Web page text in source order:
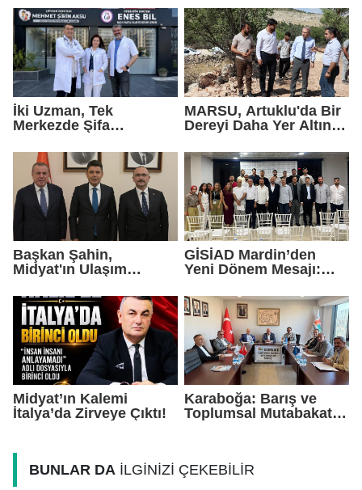
Turizmi İçin Yeni Bir
Dönemin Başlangıcıdır"
İki Uzman, Tek
Merkezde Şifa
MARSU, Artuklu'da Bir
Dereyi Daha Yer Altına
Başkan Şahin,
Midyat'ın Ulaşım
Taşıdı
GİSİAD Mardin’den
Yeni Dönem Mesajı:
Daha Çok Üretim
Midyat’ın Kalemi
İtalya’da Zirveye Çıktı!
Karaboğa: Barış ve
Toplumsal Mutabakat
BUNLAR DA İLGİNİZİ ÇEKEBİLİR